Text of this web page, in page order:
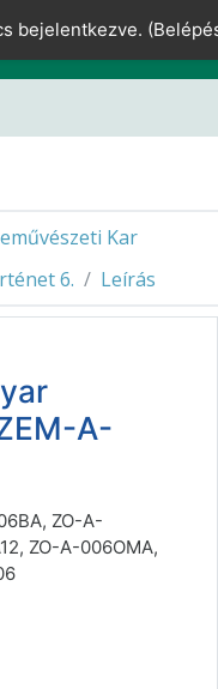
bejelentkezve. (
Kar
6.
Leírás
A-
ZO-A-
ZO-A-006OMA,